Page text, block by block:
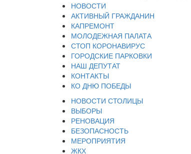
НОВОСТИ
АКТИВНЫЙ ГРАЖДАНИН
КАПРЕМОНТ
МОЛОДЕЖНАЯ ПАЛАТА
СТОП КОРОНАВИРУС
ГОРОДСКИЕ ПАРКОВКИ
НАШ ДЕПУТАТ
КОНТАКТЫ
КО ДНЮ ПОБЕДЫ
НОВОСТИ СТОЛИЦЫ
ВЫБОРЫ
РЕНОВАЦИЯ
БЕЗОПАСНОСТЬ
МЕРОПРИЯТИЯ
ЖКХ